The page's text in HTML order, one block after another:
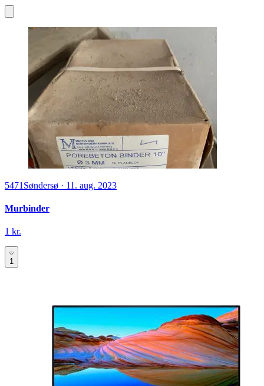
5471 Søndersø · 11. aug. 2023
Murbinder
1 kr.
1